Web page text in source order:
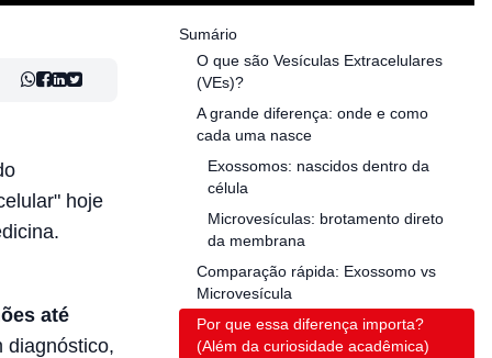
hoje
até
diagnóstico,
Sumário
O que são Vesículas Extracelulares
(VEs)?
A grande diferença: onde e como
cada uma nasce
Exossomos: nascidos dentro da
célula
Microvesículas: brotamento direto
da membrana
Comparação rápida: Exossomo vs
Microvesícula
Por que essa diferença importa?
(Além da curiosidade acadêmica)